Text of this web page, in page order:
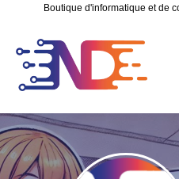
Boutique d'informatique et de